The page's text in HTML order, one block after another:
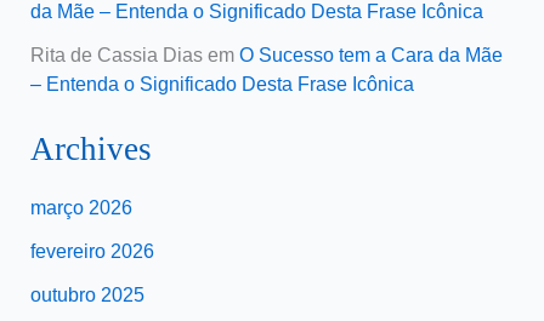
da Mãe – Entenda o Significado Desta Frase Icônica
Rita de Cassia Diasem O Sucesso tem a Cara da Mãe
– Entenda o Significado Desta Frase Icônica
Archives
março 2026
fevereiro 2026
outubro 2025